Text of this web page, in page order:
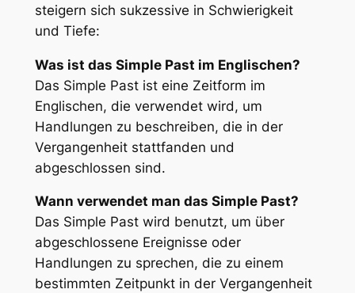
steigern sich sukzessive in Schwierigkeit
und Tiefe:
Was ist das Simple Past im Englischen?
Das Simple Past ist eine Zeitform im
Englischen, die verwendet wird, um
Handlungen zu beschreiben, die in der
Vergangenheit stattfanden und
abgeschlossen sind.
Wann verwendet man das Simple Past?
Das Simple Past wird benutzt, um über
abgeschlossene Ereignisse oder
Handlungen zu sprechen, die zu einem
bestimmten Zeitpunkt in der Vergangenheit